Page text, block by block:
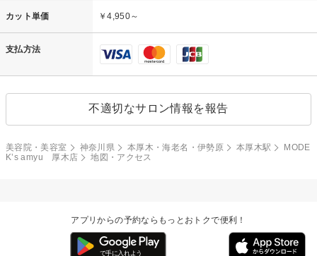
カット単価 ￥4,950～
支払方法
不適切なサロン情報を報告
美容院・美容室 神奈川県 本厚木・海老名・伊勢原 本厚木駅
MODE
K’s amyu 厚木店
地図・アクセス
アプリからの予約ならもっとおトクで便利！